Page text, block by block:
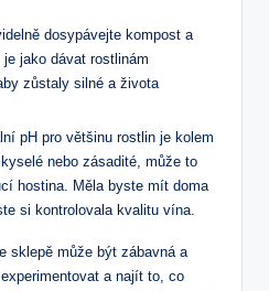
dosypávejte kompost a
jako dávat rostlinám
zůstaly silné a života
pH pro většinu rostlin ‌je kolem
nebo zásadité, může to
hostina. Měla byste mít doma
si ​kontrolovala kvalitu vína.
sklepě může být ⁢zábavná a
a najít to, ​co